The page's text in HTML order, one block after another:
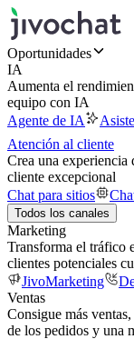
Oportunidades
IA
Aumenta el
equipo con IA
Agente de IA
Atención al cliente
Crea una experiencia
cliente excepcional
Chat para sitios
Todos los canales
Marketing
Transforma el tráfico
clientes potenciales
JivoMarketing
Ventas
Consigue más
de los pedidos y una